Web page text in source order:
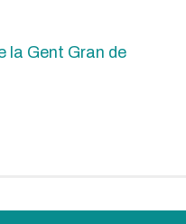
la Gent Gran de